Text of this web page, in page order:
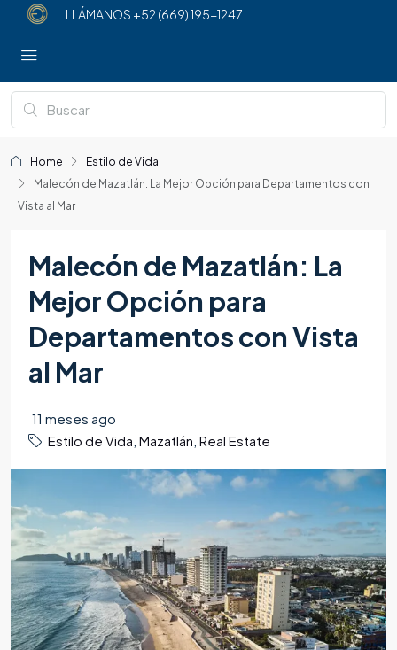
LLÁMANOS +52 (669) 195-1247
Home
Estilo de Vida
Malecón de Mazatlán: La Mejor Opción para Departamentos con
Vista al Mar
Malecón de Mazatlán: La
Mejor Opción para
Departamentos con Vista
al Mar
11 meses ago
Estilo de Vida Mazatlán Real Estate